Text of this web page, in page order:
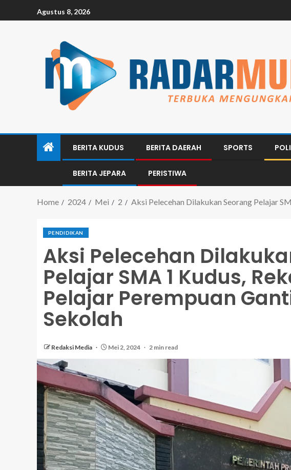
Agustus 8, 2026
BERITA KUDUS BERITA DAERAH SPORTS
BERITA JEPARA PERISTIWA
Home 2024 Mei 2 Aksi Pelecehan Dilakukan Seorang Pelajar
PENDIDIKAN
Aksi Pelecehan
Pelajar SMA 1 Kudus,
Pelajar Perempuan
Sekolah
Redaksi Media Mei 2, 2024 2 min read